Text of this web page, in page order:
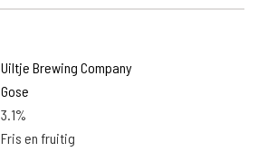
Uiltje Brewing Company
Gose
3.1%
Fris en fruitig